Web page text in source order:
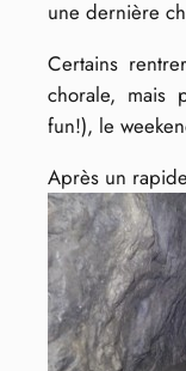
une dernière
Certains
chorale, mais
fun!), le
Après un